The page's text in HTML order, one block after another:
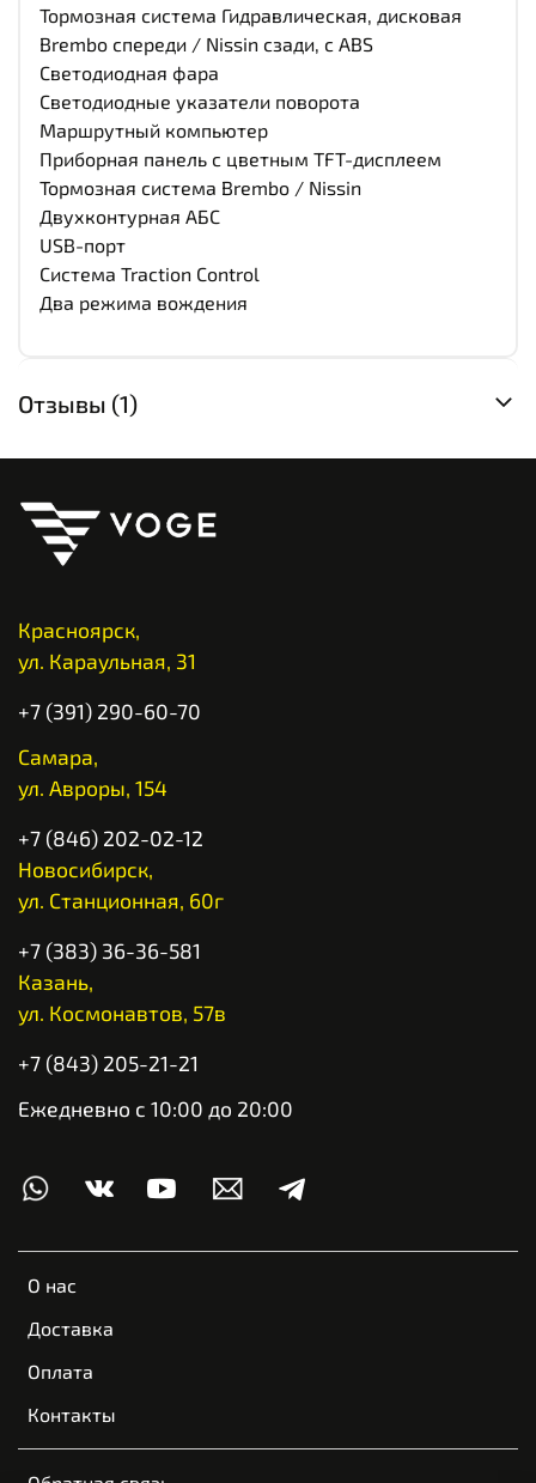
Тормозная система Гидравлическая, дисковая
Brembo спереди / Nissin сзади, с ABS
Светодиодная фара
Светодиодные указатели поворота
Маршрутный компьютер
Приборная панель с цветным TFT-дисплеем
Тормозная система Brembo / Nissin
Двухконтурная АБС
USB-порт
Система Traction Control
Два режима вождения
Отзывы (1)
О нас
Доставка
Оплата
Контакты
Красноярск,
ул. Караульная, 31
+7 (391) 290-60-70
Самара,
ул. Авроры, 154
+7 (846) 202-02-12
Новосибирск,
ул. Станционная, 60г
+7 (383) 36-36-581
Казань,
ул. Космонавтов, 57в
+7 (843) 205-21-21
Ежедневно с 10:00 до 20:00